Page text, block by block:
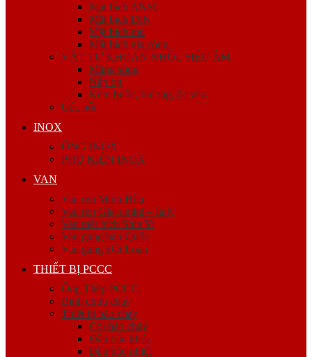
Mặt bích ANSI
Mặt bích DIN
Mặt bích mù
Mặt bích gia công
VẬT TƯ KHOAN NHỒI, SIÊU ÂM
Măng sông
Nắp bịt
Kẽm buộc, bulong, ốc viss
Cóc nối
INOX
ỐNG INOX
PHỤ KIỆN INOX
VAN
Van ren Minh Hòa
Van ren Giacomini – Italy
Van mặt bích Shin Yi
Van gang hàn Quốc
Van gang Đài Loan
THIẾT BỊ PCCC
Ống Thép PCCC
Bình chữa cháy
Thiết bị báo cháy
Còi báo cháy
Đầu báo khói
Đầu báo nhiệt